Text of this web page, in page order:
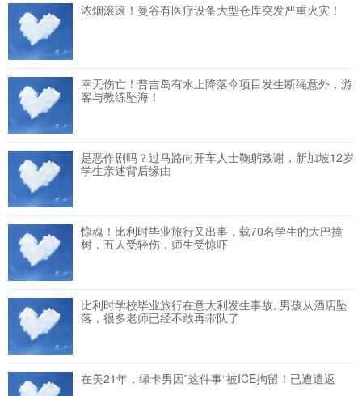
浓烟滚滚！曼谷有医疗设备大型仓库突发严重火灾！
幸无伤亡！普吉岛有水上降落伞项目发生断绳意外，游
客与教练坠海！
是恶作剧吗？过马路向开车人士鞠躬致谢，新加坡12岁
学生亲述背后缘由
惊魂！比利时毕业旅行又出事，载70名学生的大巴撞
树，五人受轻伤，师生受惊吓
比利时学校毕业旅行在意大利发生事故, 男孩从酒店坠
落，很多老师已经不敢再带队了
在美21年，绿卡男因”这件事“被ICE拘留！已遭遣返